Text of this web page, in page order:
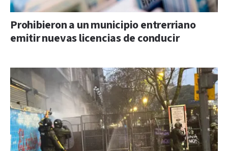
Prohibieron a un municipio entrerriano
emitir nuevas licencias de conducir